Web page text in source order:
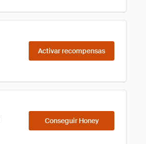
Activar recompensas
Conseguir Honey